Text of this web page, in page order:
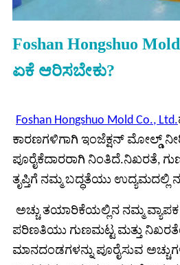
Foshan Hongshuo
ಏಕೆ ಆರಿಸಬೇಕು?
Foshan Hongshuo Mold Co., Ltd.
ಕಾರಣಗಳಿಗಾಗಿ ಇಂಜೆಕ್ಷನ್ ಮೋಲ್ಡ್
ಪೂರೈಕೆದಾರರಾಗಿ ನಿಂತಿದೆ.ನಿಖರತೆ,
ತೃಪ್ತಿಗೆ ನಮ್ಮ ಬದ್ಧತೆಯು ಉದ್ಯಮದಲ್ಲಿ
ಅಚ್ಚು ತಯಾರಿಕೆಯಲ್ಲಿನ ನಮ್ಮ
ಪರಿಣತಿಯು ಗುಣಮಟ್ಟ ಮತ್ತು
ಮಾನದಂಡಗಳನ್ನು ಪೂರೈಸುವ